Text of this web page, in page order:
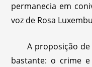
permanecia em
voz de Rosa
A proposição
bastante: o crime